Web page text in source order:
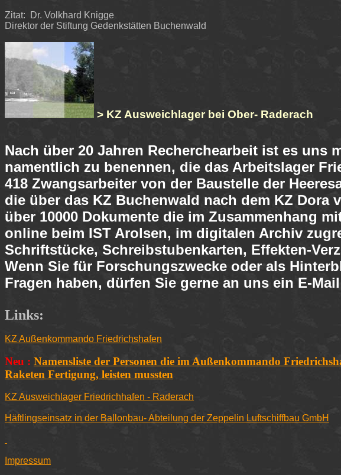
Zitat:
Dr. Volkhard Knigge
Direktor der Stiftung Gedenkstätten Buchenwald
> KZ Ausweichlager bei Ober- Raderach
Nach über 20 Jahren Recherchearbeit ist es uns
namentlich zu benennen, die das Arbeitslager
418 Zwangsarbeiter von der Baustelle der
die über das KZ Buchenwald nach dem KZ Dora
über 10000 Dokumente die im Zusammenhang
online beim IST Arolsen, im digitalen Archiv
Schriftstücke, Schreibstubenkarten, Effekten-
Wenn Sie für Forschungszwecke oder als
Fragen haben, dürfen Sie gerne an uns ein E-
Links:
KZ Außenkommando Friedrichshafen
Neu : Namensliste der Personen die im Außenkommando
Raketen Fertigung, leisten mussten
KZ Ausweichlager Friedrichhafen - Raderach
Häftlingseinsatz in der Ballonbau- Abteilung der Zeppelin Luftschiffbau GmbH
Impressum